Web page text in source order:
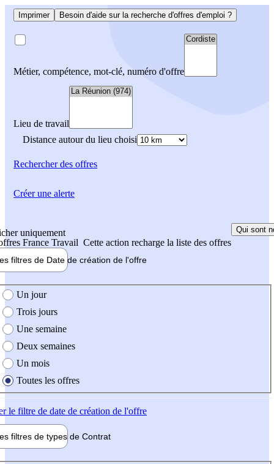
Imprimer Besoin d'aide sur la recherche d'offres d'emploi ?
Métier, compétence, mot-clé, numéro d'offre
Lieu de travail
Distance autour du lieu choisi
Rechercherdes offres
uniquement
France Travail Cette action recharge la liste des offres
Qui sont
filtres de Date de création de l'offre
création de l'offre
Un jour
Trois jours
Une semaine
Deux semaines
Un mois
Toutes les offres
le filtre de date de création de l'offre
filtres de types de Contrat
Créer une alerte